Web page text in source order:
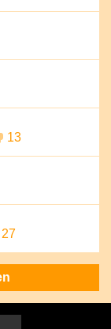
13
27